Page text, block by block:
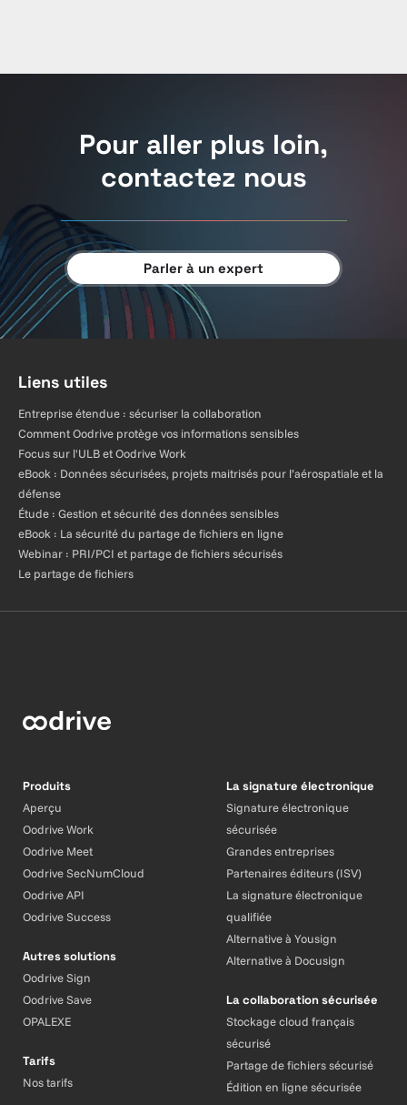
Pour aller plus loin,
contactez nous
Parler à un expert
Liens utiles
Entreprise étendue : sécuriser la collaboration
Comment Oodrive protège vos informations sensibles
Focus sur l'ULB et Oodrive Work
eBook : Données sécurisées, projets maitrisés pour l’aérospatiale et la
défense
Étude : Gestion et sécurité des données sensibles
eBook : La sécurité du partage de fichiers en ligne
Webinar : PRI/PCI et partage de fichiers sécurisés
Le partage de fichiers
Produits
Aperçu
Oodrive Work
Oodrive Meet
Oodrive SecNumCloud
Oodrive API
Oodrive Success
Autres solutions
Oodrive Sign
Oodrive Save
OPALEXE
Tarifs
Nos tarifs
La signature électronique
Signature électronique
sécurisée
Grandes entreprises
Partenaires éditeurs (ISV)
La signature électronique
qualifiée
Alternative à Yousign
Alternative à Docusign
La collaboration sécurisée
Stockage cloud français
sécurisé
Partage de fichiers sécurisé
Édition en ligne sécurisée